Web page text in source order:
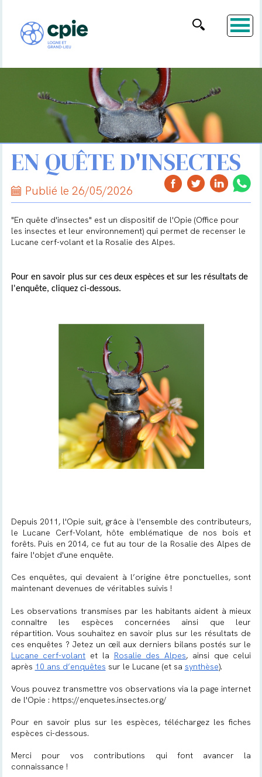
EN QUÊTE D'INSECTES
Publié le 26/05/2026
"En quête d'insectes" est un dispositif de l'Opie (Office pour
les insectes et leur environnement) qui permet de recenser le
Lucane cerf-volant et la Rosalie des Alpes.
Pour en savoir plus sur ces deux espèces et sur les résultats de
l'enquête, cliquez ci-dessous.
Depuis 2011, l'Opie suit, grâce à l'ensemble des contributeurs,
le Lucane Cerf-Volant, hôte emblématique de nos bois et
forêts. Puis en 2014, ce fut au tour de la Rosalie des Alpes de
faire l'objet d'une enquête.
Ces enquêtes, qui devaient à l’origine être ponctuelles, sont
maintenant devenues de véritables suivis !
Les observations transmises par les habitants aident à mieux
connaître les espèces concernées ainsi que leur
répartition. Vous souhaitez en savoir plus sur les résultats de
ces enquêtes ? Jetez un œil aux derniers bilans postés sur le
Lucane cerf-volant et la Rosalie des Alpes, ainsi que celui
après 10 ans d’enquêtes sur le Lucane (et sa synthèse).
Vous pouvez transmettre vos observations via la page internet
de l'Opie : https://enquetes.insectes.org/
Pour en savoir plus sur les espèces, téléchargez les fiches
espèces ci-dessous.
Merci pour vos contributions qui font avancer la
connaissance !